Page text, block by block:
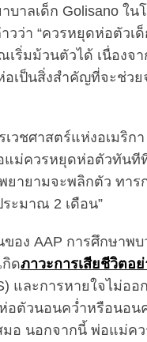
บาลเด็ก Golisano ใน
วว่า “ควรหยุดห่อตัว
เริ่มม้วนตัวได้ เนื่องจ
อเป็นสิ่งสำคัญที่จะช่ว
เวชศาสตร์แห่งอเมริก
แม่ควรหยุดห่อตัวทันที
ายามจะพลิกตัว ทาร
ะมาณ 2 เดือน”
อง AAP การศึกษาพบ
กิดภาวะการเสียชีวิตอ
และการหายใจไม่ออ
อตัวนอนคว่ำหรือนอน
มอ นอกจากนี้ พ่อแม่คว